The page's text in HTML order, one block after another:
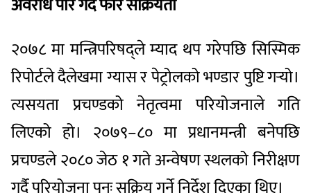
अवरोध पार गर्दै फेरि सक्रियता
२०७८ मा मन्त्रिपरिषद्ले म्याद थप गरेपछि सिस्मिक
रिपोर्टले दैलेखमा ग्यास र पेट्रोलको भण्डार पुष्टि गर्‍यो।
त्यसयता प्रचण्डको नेतृत्वमा परियोजनाले गति
लिएको हो। २०७९–८० मा प्रधानमन्त्री बनेपछि
प्रचण्डले २०८० जेठ १ गते अन्वेषण स्थलको निरीक्षण